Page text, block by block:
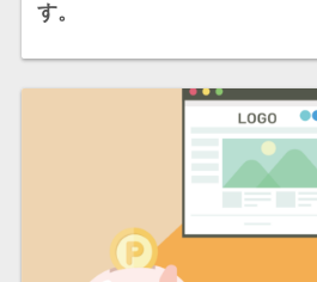
す。